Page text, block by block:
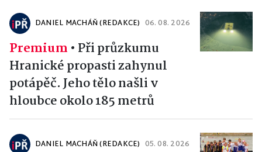
DANIEL MACHÁŇ (REDAKCE) 06. 08. 2026
Premium • Při průzkumu
Hranické propasti zahynul
potápěč. Jeho tělo našli v
hloubce okolo 185 metrů
DANIEL MACHÁŇ (REDAKCE) 05. 08. 2026